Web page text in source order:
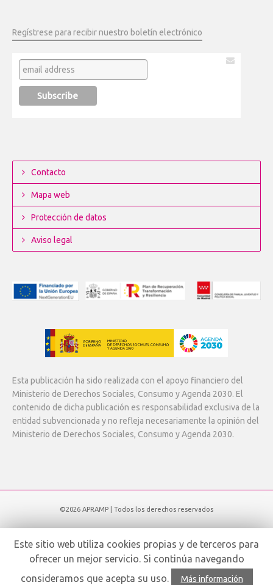
Regístrese para recibir nuestro boletín electrónico
Contacto
Mapa web
Protección de datos
Aviso legal
Esta publicación ha sido realizada con el apoyo financiero del
Ministerio de Derechos Sociales, Consumo y Agenda 2030. El
contenido de dicha publicación es responsabilidad exclusiva de la
entidad subvencionada y no refleja necesariamente la opinión del
Ministerio de Derechos Sociales, Consumo y Agenda 2030.
©2026 APRAMP | Todos los derechos reservados
Este sitio web utiliza cookies propias y de terceros para
ofrecer un mejor servicio. Si continúa navegando
consideramos que acepta su uso.
Más información